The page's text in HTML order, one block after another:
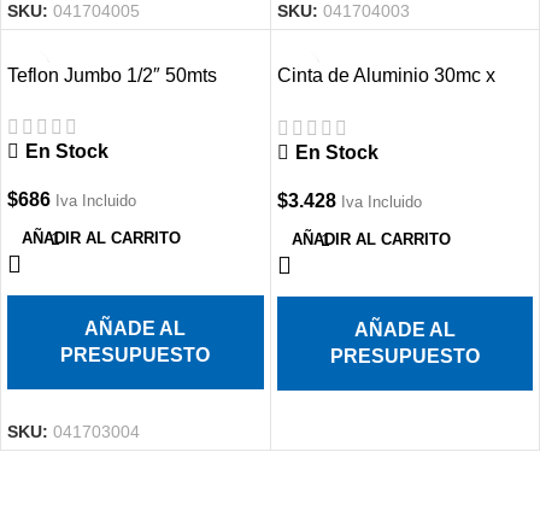
SKU: 041704005 SKU: 041704003
Teflon Jumbo 1/2″ 50mts
En Stock
$686 Iva Incluido
AÑADIR AL CARRITO
AÑADE AL
PRESUPUESTO
SKU: 041703004
Cinta de Aluminio 30mc x
En Stock
$3.428 Iva Incluido
AÑADIR AL CARRITO
AÑADE AL
PRESUPUESTO